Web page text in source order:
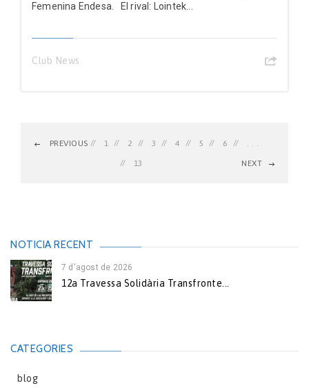
Femenina Endesa. El rival: Lointek...
Club News
PREVIOUS 1 2 3 4 5 6 . . .
13 NEXT
NOTICIA RECENT
7 d'agost de 2026
12a Travessa Solidària Transfronte...
CATEGORIES
blog